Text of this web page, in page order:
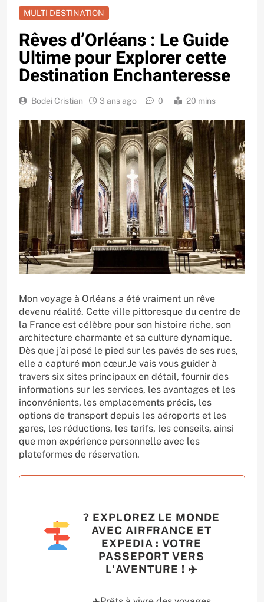
MULTI DESTINATION
Rêves d’Orléans : Le Guide
Ultime pour Explorer cette
Destination Enchanteresse
Bodei Cristian 3 ans ago 0 20 mins
Mon voyage à Orléans a été vraiment un rêve
devenu réalité. Cette ville pittoresque du centre de
la France est célèbre pour son histoire riche, son
architecture charmante et sa culture dynamique.
Dès que j’ai posé le pied sur les pavés de ses rues,
elle a capturé mon cœur.Je vais vous guider à
travers six sites principaux en détail, fournir des
informations sur les services, les avantages et les
inconvénients, les emplacements précis, les
options de transport depuis les aéroports et les
gares, les réductions, les tarifs, les conseils, ainsi
que mon expérience personnelle avec les
plateformes de réservation.
? EXPLOREZ LE MONDE
AVEC AIRFRANCE ET
EXPEDIA : VOTRE
PASSEPORT VERS
L'AVENTURE ! ✈️